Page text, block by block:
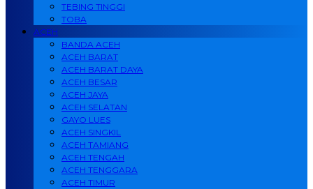
TEBING TINGGI
TOBA
ACEH
BANDA ACEH
ACEH BARAT
ACEH BARAT DAYA
ACEH BESAR
ACEH JAYA
ACEH SELATAN
GAYO LUES
ACEH SINGKIL
ACEH TAMIANG
ACEH TENGAH
ACEH TENGGARA
ACEH TIMUR